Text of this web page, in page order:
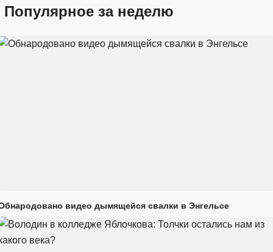
Популярное за неделю
видео дымящейся свалки в Энгельсе